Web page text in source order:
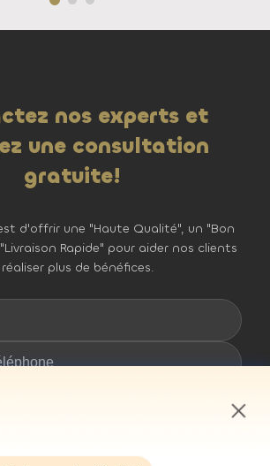
nos experts et
une consultation
gratuite!
d'offrir une "Haute Qualité", un "Bon
Rapide" pour aider nos clients
plus de bénéfices.